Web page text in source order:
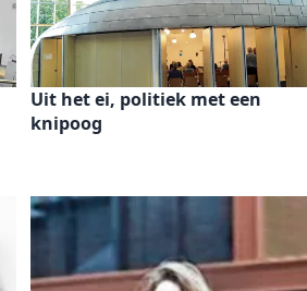
Uit het ei, politiek met een
knipoog